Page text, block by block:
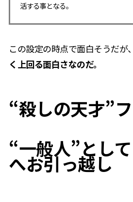
活する事となる。
この設定の時点で面白そうだが
く上回る面白さなのだ。
“殺しの天才”
“一般人”とし
へお引っ越し